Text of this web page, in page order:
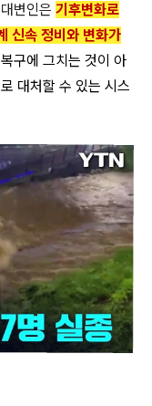
변인은 기후변화로
신속 정비와 변화가
구에 그치는 것이 아
대처할 수 있는 시스